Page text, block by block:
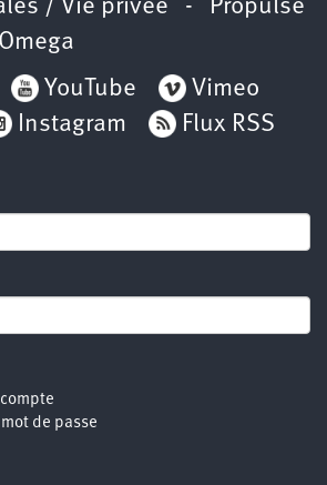
/ Vie privée - Propulsé
Omega
YouTube
Vimeo
Instagram
Flux RSS
de passe